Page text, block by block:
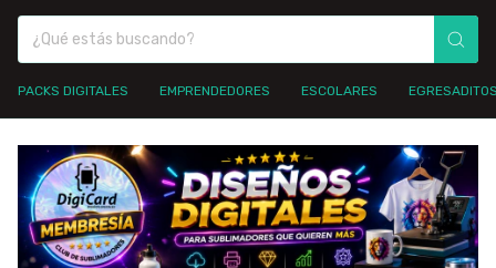
PACKS DIGITALES EMPRENDEDORES ESCOLARES